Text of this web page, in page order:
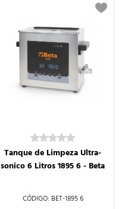
BET-1895 6
Tanque de Limpeza Ultra-
sonico 6 Litros 1895 6 - Beta